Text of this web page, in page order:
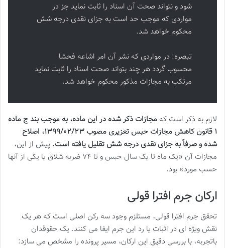
شود و نتواند صحت آن اسناد را ثابت نماید جز در
مواردی که موجب حد است به جزای نقدی درجه شش
محکوم خواهد شد.
تبصره: در مواردی که نشر آن امر اشاعه فحشا
محسوب گردد هر چند بتواند صحت اسناد را ثابت نماید
مرتکب به مجازات مذکور محکوم خواهد شد.
لازم به ذکر است که مجازات ذکر شده در این ماده، به موجب بند ج ماده
۱ قانون کاهش مجازات حبس تعزیری مصوب ۱۳۹۹/۰۲/۲۳، اصلاح
شده و صرفاً به جزای نقدی درجه شش تقلیل یافته است. پیش از این،
مجازات آن «یک ماه تا یک سال حبس و تا ۷۴ ضربه شلاق یا یکی از آنها
حسب مورد» بود.
ارکان جرم افترا قولی
تحقق جرم افترا قولی، مستلزم وجود سه رکن اصلی است که هر یک
نقش ویژه ای در اثبات یا رد این جرم ایفا می کنند. یک حقوقدان
باتجربه، با بررسی دقیق این ارکان، مسیر پرونده را مشخص می سازد: